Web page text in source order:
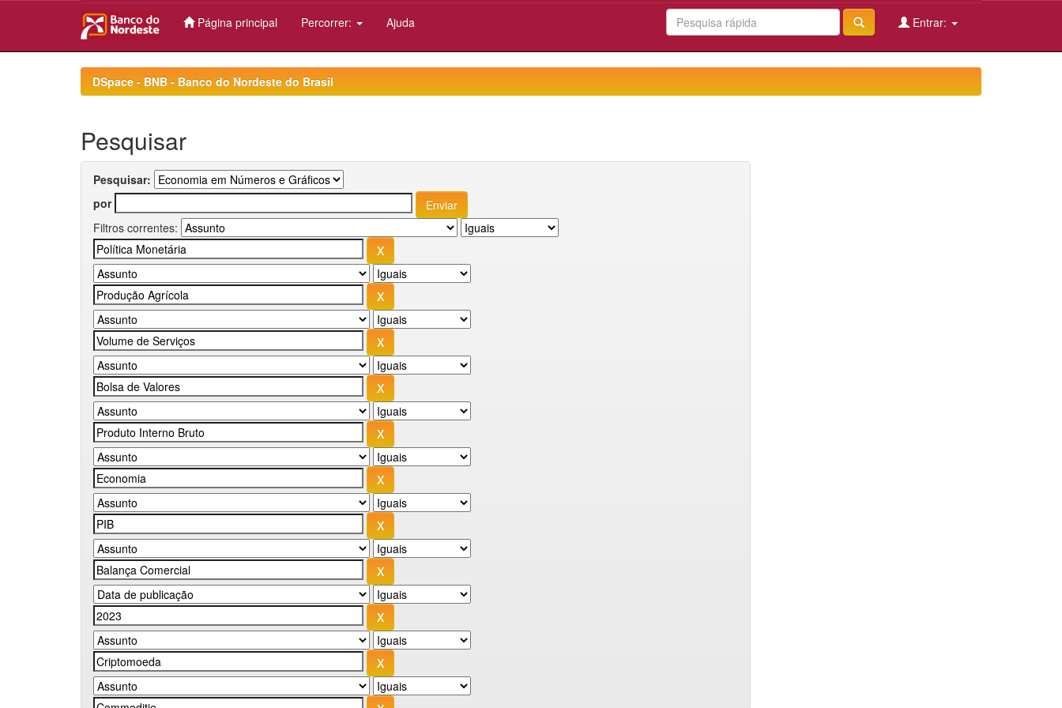
Página principal Percorrer: Ajuda Entrar:
DSpace - BNB - Banco do Nordeste do Brasil
Pesquisar
Pesquisar:
por
Filtros correntes: